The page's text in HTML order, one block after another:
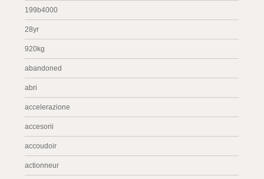
199b4000
28yr
920kg
abandoned
abri
accelerazione
accesorii
accoudoir
actionneur